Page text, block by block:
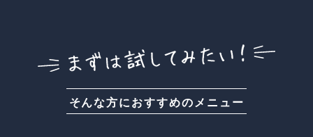
そんな方におすすめのメニュー